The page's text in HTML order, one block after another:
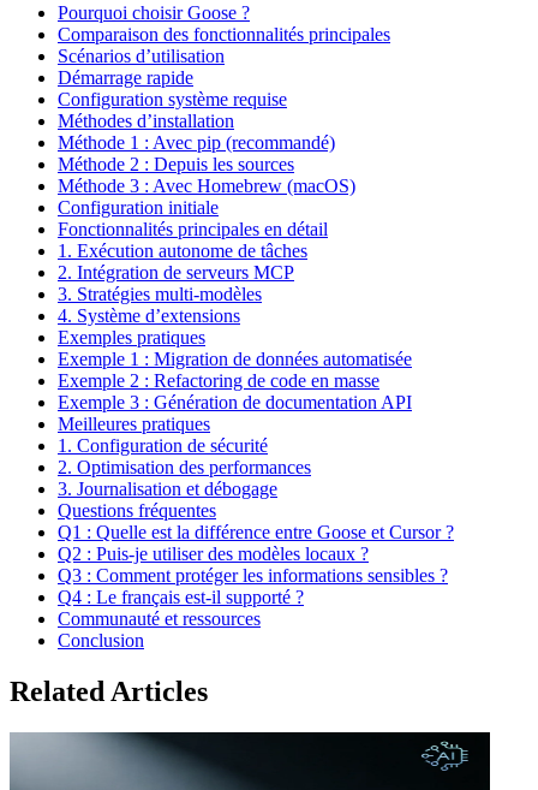
Pourquoi choisir Goose ?
Comparaison des fonctionnalités principales
Scénarios d’utilisation
Démarrage rapide
Configuration système requise
Méthodes d’installation
Méthode 1 : Avec pip (recommandé)
Méthode 2 : Depuis les sources
Méthode 3 : Avec Homebrew (macOS)
Configuration initiale
Fonctionnalités principales en détail
1. Exécution autonome de tâches
2. Intégration de serveurs MCP
3. Stratégies multi-modèles
4. Système d’extensions
Exemples pratiques
Exemple 1 : Migration de données automatisée
Exemple 2 : Refactoring de code en masse
Exemple 3 : Génération de documentation API
Meilleures pratiques
1. Configuration de sécurité
2. Optimisation des performances
3. Journalisation et débogage
Questions fréquentes
Q1 : Quelle est la différence entre Goose et Cursor ?
Q2 : Puis-je utiliser des modèles locaux ?
Q3 : Comment protéger les informations sensibles ?
Q4 : Le français est-il supporté ?
Communauté et ressources
Conclusion
Related Articles